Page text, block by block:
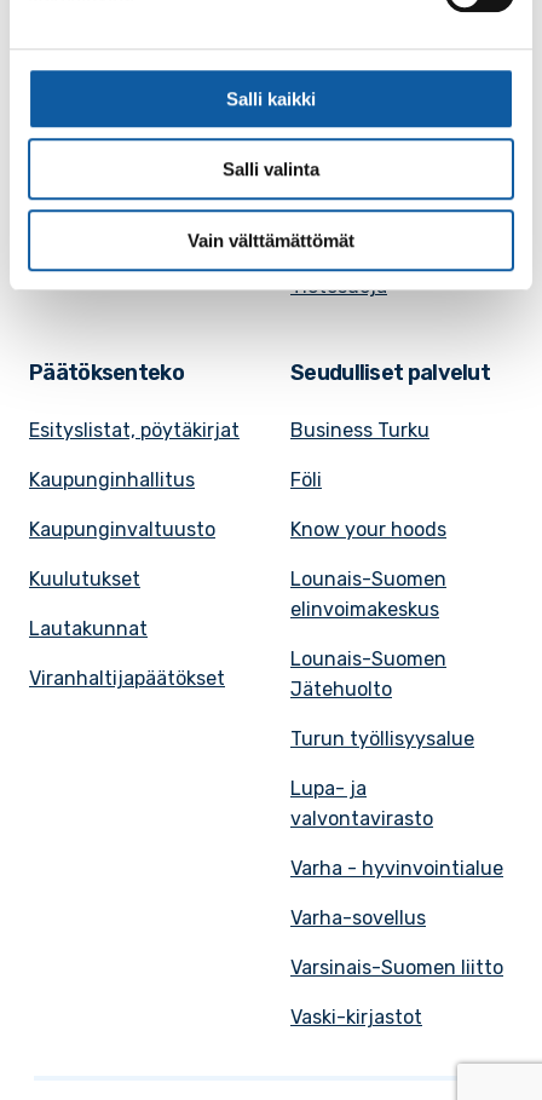
Salli kaikki
Salli valinta
Vain välttämättömät
Ruokalista, Ansku
mobiilisovellus
VisitPaimio
Kaupungille osoitetut
laskut
Kokoustilojen
Saavutettavuusseloste
Tietosuoja
Päätöksenteko
Esityslistat, pöytäkirjat
Kaupunginhallitus
Kaupunginvaltuusto
Kuulutukset
Lautakunnat
Viranhaltijapäätökset
Seudulliset palvelut
Business Turku
Föli
Know your hoods
Lounais-Suomen
elinvoimakeskus
Lounais-Suomen
Jätehuolto
Turun työllisyysalue
Lupa- ja
valvontavirasto
Varha - hyvinvointialue
Varha-sovellus
Varsinais-Suomen liitto
Vaski-kirjastot